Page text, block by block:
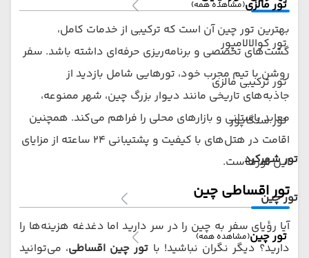
تور مالزی(مشاهده همه)
تور کوالالامپور
تور ترکیبی مالزی
تور سنگاپور
تور شهرکرد
تور چین
تور چین(مشاهده همه)
بهترین تور چین آن است که ترکیبی از خدمات کامل،
گشت‌های تخصصی و برنامه‌ریزی حرفه‌ای داشته باشد. سفر
روشن با تیم مجرب خود، تورهایی شامل بازدید از
جاذبه‌های تاریخی مانند دیوار بزرگ چین، شهر ممنوعه،
معابد باستانی و بازارهای محلی را فراهم می‌کند. همچنین
اقامت در هتل‌های با کیفیت و پشتیبانی ۲۴ ساعته از مزایای
این تورهاست.
تور اقساطی چین
آیا رؤیای سفر به چین را در سر دارید اما دغدغه هزینه‌ها را
دارید؟ دیگر نگران نباشید! با تور چین اقساطی، می‌توانید